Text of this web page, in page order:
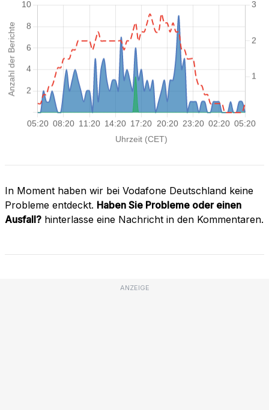
In Moment haben wir bei Vodafone Deutschland keine
Probleme entdeckt. Haben Sie Probleme oder einen
Ausfall? hinterlasse eine Nachricht in den Kommentaren.
ANZEIGE